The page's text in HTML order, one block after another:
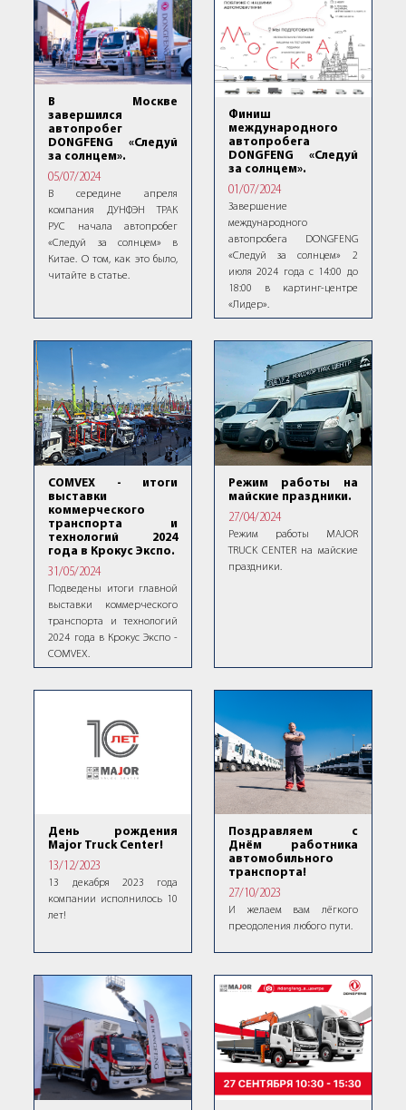
В Москве
завершился
автопробег
DONGFENG «Следуй
за солнцем».
05/07/2024
В середине апреля
компания ДУНФЭН ТРАК
РУС начала автопробег
«Следуй за солнцем» в
Китае. О том, как это было,
читайте в статье.
Финиш
международного
автопробега
DONGFENG «Следуй
за солнцем».
01/07/2024
Завершение
международного
автопробега DONGFENG
«Следуй за солнцем» 2
июля 2024 года с 14:00 до
18:00 в картинг-центре
«Лидер».
COMVEX - итоги
выставки
коммерческого
транспорта и
технологий 2024
года в Крокус Экспо.
31/05/2024
Подведены итоги главной
выставки коммерческого
транспорта и технологий
2024 года в Крокус Экспо -
COMVEX.
Режим работы на
майские праздники.
27/04/2024
Режим работы MAJOR
TRUCK CENTER на майские
праздники.
День рождения
Major Truck Center!
13/12/2023
13 декабря 2023 года
компании исполнилось 10
лет!
Поздравляем с
Днём работника
автомобильного
транспорта!
27/10/2023
И желаем вам лёгкого
преодоления любого пути.